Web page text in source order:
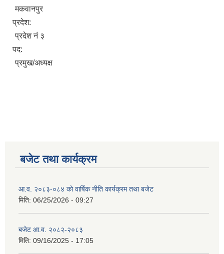
मकवानपुर
प्रदेश:
प्रदेश नं ३
पद:
प्रमुख/अध्यक्ष
बजेट तथा कार्यक्रम
आ.व. २०८३-०८४ को वार्षिक नीति कार्यक्रम तथा बजेट
मिति: 06/25/2026 - 09:27
बजेट आ.व. २०८२-२०८३
मिति: 09/16/2025 - 17:05